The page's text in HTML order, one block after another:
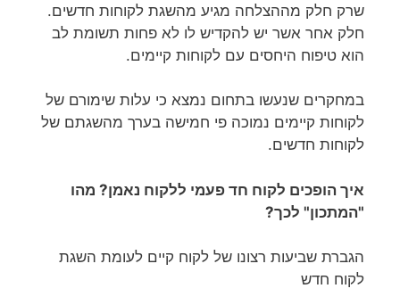
שרק חלק מההצלחה מגיע מהשגת לקוחות חדשים.
חלק אחר אשר יש להקדיש לו לא פחות תשומת לב
הוא טיפוח היחסים עם לקוחות קיימים.
במחקרים שנעשו בתחום נמצא כי עלות שימורם של
לקוחות קיימים נמוכה פי חמישה בערך מהשגתם של
לקוחות חדשים.
איך הופכים לקוח חד פעמי ללקוח נאמן? מהו
"המתכון" לכך?
הגברת שביעות רצונו של לקוח קיים לעומת השגת
לקוח חדש